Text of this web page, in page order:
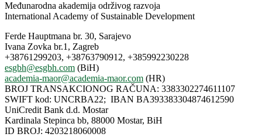
Međunarodna akademija održivog razvoja
International Academy of Sustainable Development
Ferde Hauptmana br. 30, Sarajevo
Ivana Zovka br.1, Zagreb
+38761299203, +38763790912, +385992230228
esgbh@esgbh.com (BiH)
academia-maor@academia-maor.com (HR)
BROJ TRANSAKCIONOG RAČUNA: 3383302274611107
SWIFT kod: UNCRBA22; IBAN BA393383304874612590
UniCredit Bank d.d. Mostar
Kardinala Stepinca bb, 88000 Mostar, BiH
ID BROJ: 4203218060008